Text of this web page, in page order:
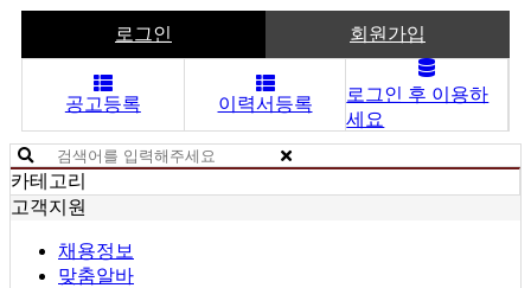
로그인 회원가입
공고등록 이력서등록
로그인 후 이용하
세요
카테고리
고객지원
채용정보
맞춤알바